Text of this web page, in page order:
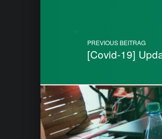
PREVIOUS BEITRAG
[Covid-19]